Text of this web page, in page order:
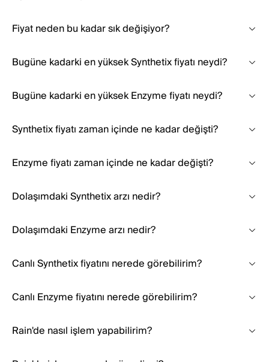
Fiyat neden bu kadar sık değişiyor?
Bugüne kadarki en yüksek Synthetix fiyatı neydi?
Bugüne kadarki en yüksek Enzyme fiyatı neydi?
Synthetix fiyatı zaman içinde ne kadar değişti?
Enzyme fiyatı zaman içinde ne kadar değişti?
Dolaşımdaki Synthetix arzı nedir?
Dolaşımdaki Enzyme arzı nedir?
Canlı Synthetix fiyatını nerede görebilirim?
Canlı Enzyme fiyatını nerede görebilirim?
Rain'de nasıl işlem yapabilirim?